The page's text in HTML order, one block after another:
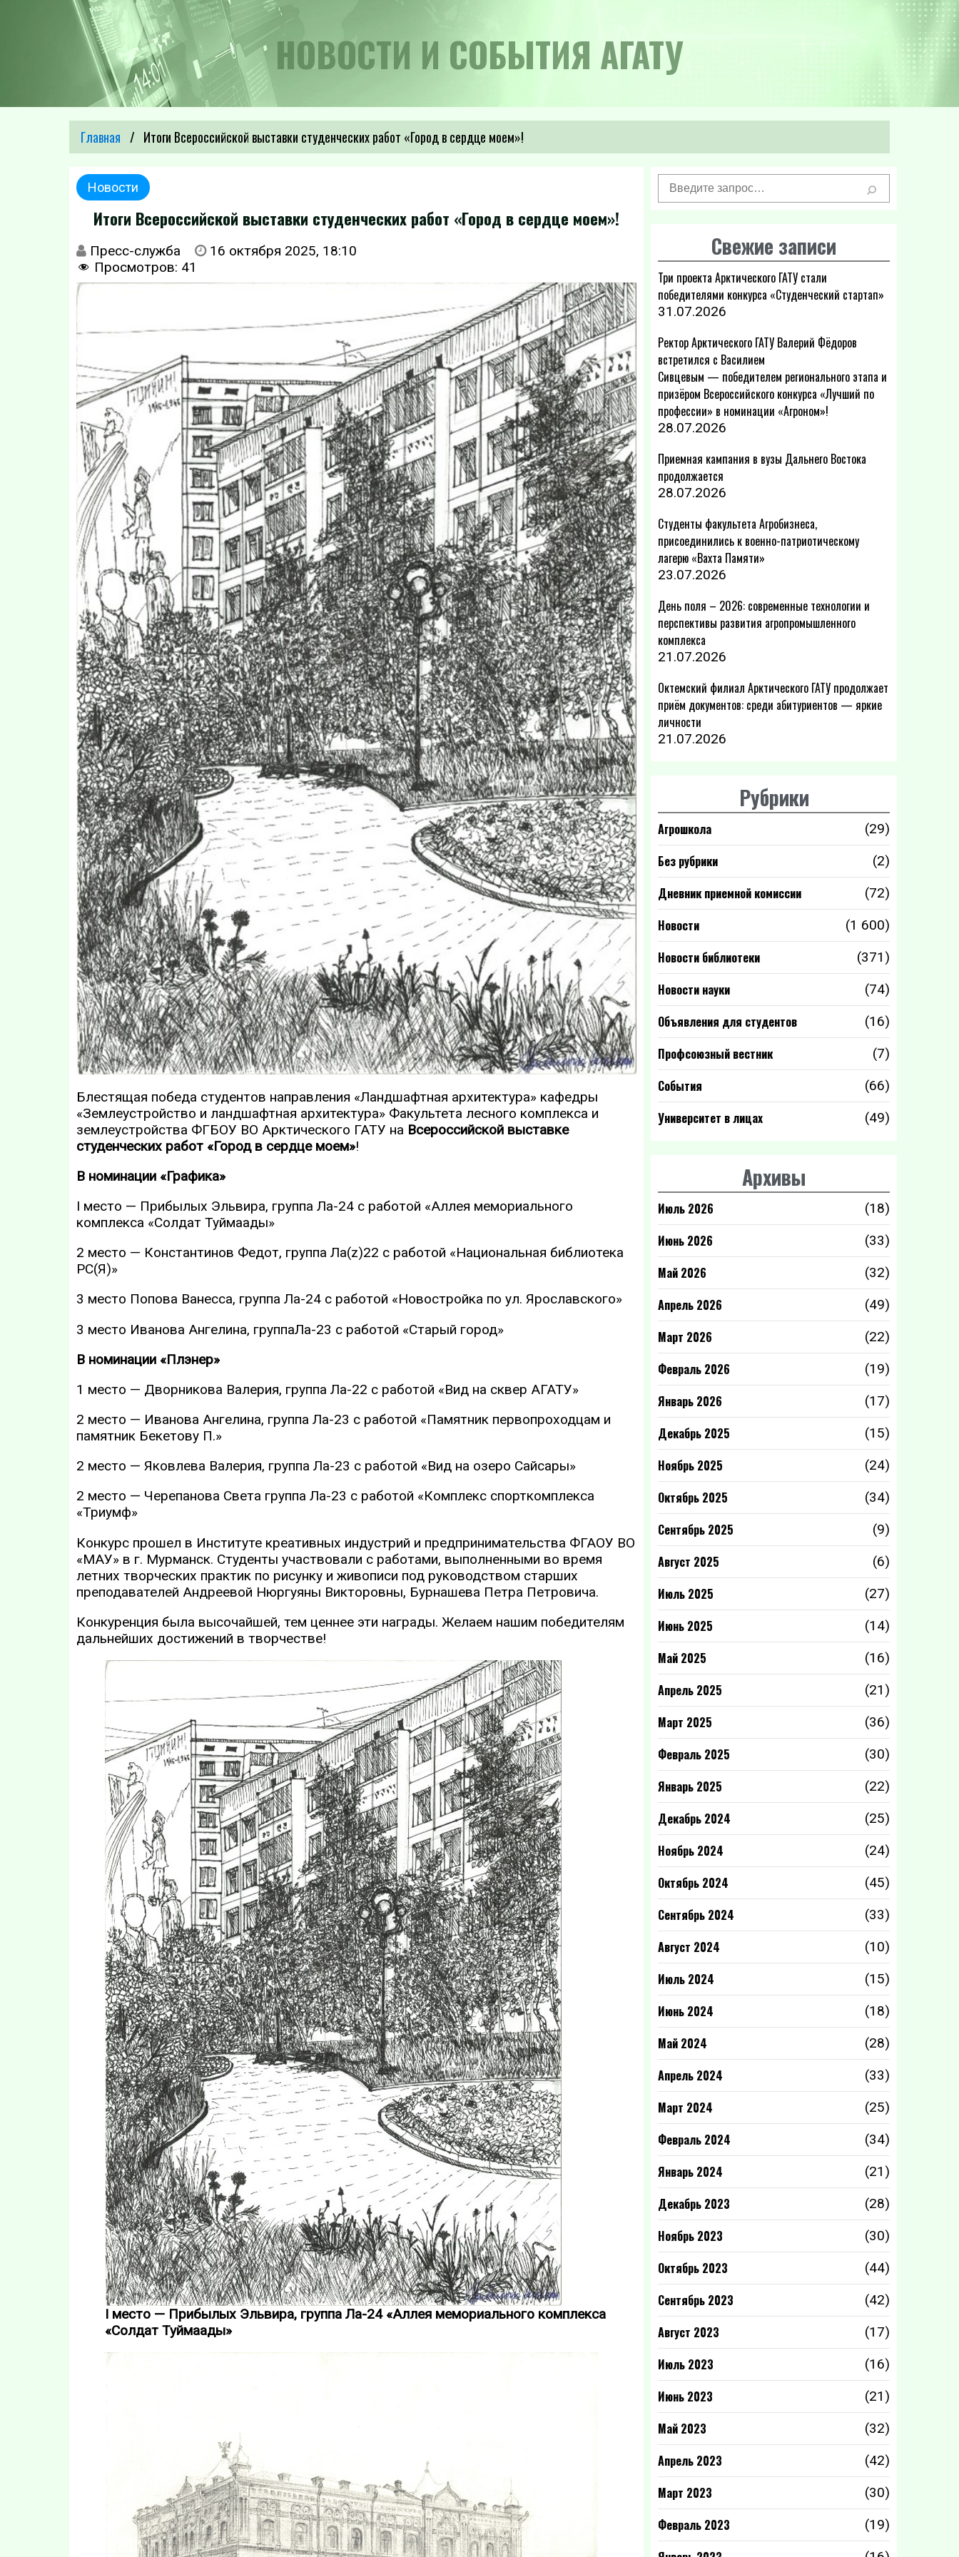
НОВОСТИ И СОБЫТИЯ АГАТУ
Главная Итоги Всероссийской выставки студенческих работ «Город в сердце моем»!
Новости
Итоги Всероссийской выставки студенческих работ «Город в сердце моем»!
Пресс-служба
16 октября 2025, 18:10
Просмотров: 41
Блестящая победа студентов направления «Ландшафтная архитектура» кафедры
«Землеустройство и ландшафтная архитектура» Факультета лесного комплекса и
землеустройства ФГБОУ ВО Арктического ГАТУ на Всероссийской выставке
студенческих работ «Город в сердце моем»!
В номинации «Графика»
I место — Прибылых Эльвира, группа Ла-24 с работой «Аллея мемориального
комплекса «Солдат Туймаады»
2 место — Константинов Федот, группа Ла(z)22 с работой «Национальная библиотека
РС(Я)»
3 место Попова Ванесса, группа Ла-24 c работой «Новостройка по ул. Ярославского»
3 место Иванова Ангелина, группаЛа-23 с работой «Старый город»
В номинации «Плэнер»
1 место — Дворникова Валерия, группа Ла-22 с работой «Вид на сквер АГАТУ»
2 место — Иванова Ангелина, группа Ла-23 с работой «Памятник первопроходцам и
памятник Бекетову П.»
2 место — Яковлева Валерия, группа Ла-23 с работой «Вид на озеро Сайсары»
2 место — Черепанова Света группа Ла-23 с работой «Комплекс спорткомплекса
«Триумф»
Конкурс прошел в Институте креативных индустрий и предпринимательства ФГАОУ ВО
«МАУ» в г. Мурманск. Студенты участвовали с работами, выполненными во время
летних творческих практик по рисунку и живописи под руководством старших
преподавателей Андреевой Нюргуяны Викторовны, Бурнашева Петра Петровича.
Конкуренция была высочайшей, тем ценнее эти награды. Желаем нашим победителям
дальнейших достижений в творчестве!
I место — Прибылых Эльвира, группа Ла-24 «Аллея мемориального комплекса
«Солдат Туймаады»
Свежие записи
Три проекта Арктического ГАТУ стали
победителями конкурса «Студенческий стартап»
31.07.2026
Ректор Арктического ГАТУ Валерий Фёдоров
встретился с Василием
Сивцевым — победителем регионального этапа и
призёром Всероссийского конкурса «Лучший по
профессии» в номинации «Агроном»!
28.07.2026
Приемная кампания в вузы Дальнего Востока
продолжается
28.07.2026
Студенты факультета Агробизнеса,
присоединились к военно-патриотическому
лагерю «Вахта Памяти»
23.07.2026
День поля – 2026: современные технологии и
перспективы развития агропромышленного
комплекса
21.07.2026
Октемский филиал Арктического ГАТУ продолжает
приём документов: среди абитуриентов — яркие
личности
21.07.2026
Рубрики
Агрошкола (29)
Без рубрики (2)
Дневник приемной комиссии (72)
Новости (1 600)
Новости библиотеки (371)
Новости науки (74)
Объявления для студентов (16)
Профсоюзный вестник (7)
События (66)
Университет в лицах (49)
Архивы
Июль 2026 (18)
Июнь 2026 (33)
Май 2026 (32)
Апрель 2026 (49)
Март 2026 (22)
Февраль 2026 (19)
Январь 2026 (17)
Декабрь 2025 (15)
Ноябрь 2025 (24)
Октябрь 2025 (34)
Сентябрь 2025 (9)
Август 2025 (6)
Июль 2025 (27)
Июнь 2025 (14)
Май 2025 (16)
Апрель 2025 (21)
Март 2025 (36)
Февраль 2025 (30)
Январь 2025 (22)
Декабрь 2024 (25)
Ноябрь 2024 (24)
Октябрь 2024 (45)
Сентябрь 2024 (33)
Август 2024 (10)
Июль 2024 (15)
Июнь 2024 (18)
Май 2024 (28)
Апрель 2024 (33)
Март 2024 (25)
Февраль 2024 (34)
Январь 2024 (21)
Декабрь 2023 (28)
Ноябрь 2023 (30)
Октябрь 2023 (44)
Сентябрь 2023 (42)
Август 2023 (17)
Июль 2023 (16)
Июнь 2023 (21)
Май 2023 (32)
Апрель 2023 (42)
Март 2023 (30)
Февраль 2023 (19)